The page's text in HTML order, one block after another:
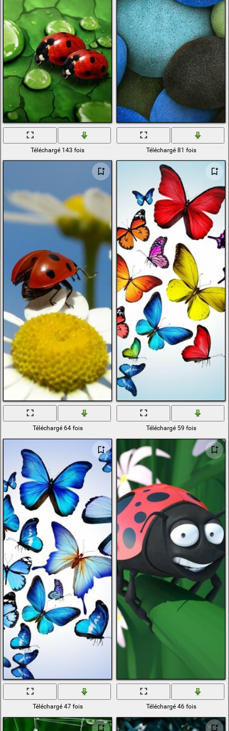
Téléchargé 143 fois Téléchargé 81 fois
Téléchargé 64 fois Téléchargé 59 fois
Téléchargé 47 fois Téléchargé 46 fois